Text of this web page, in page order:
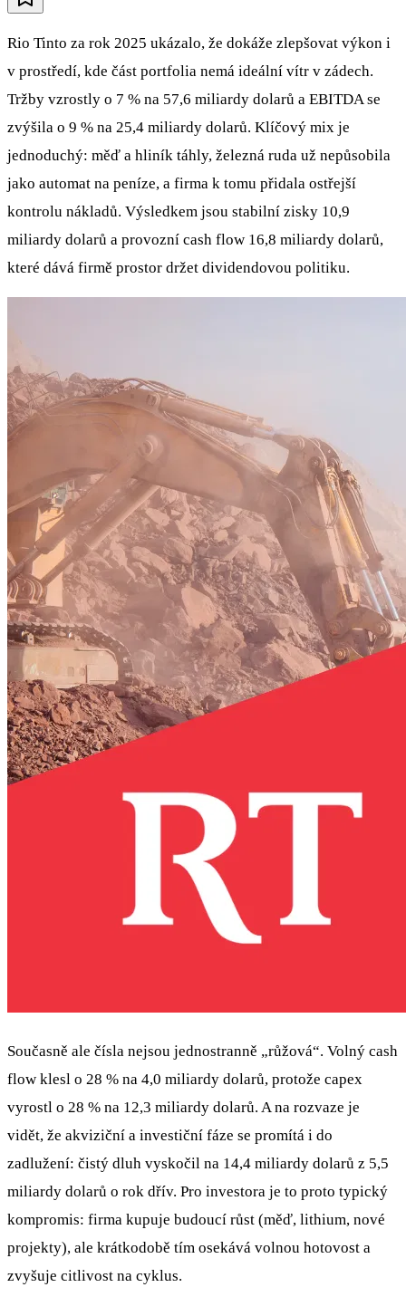
Rio Tinto za rok 2025 ukázalo, že dokáže zlepšovat výkon i
v prostředí, kde část portfolia nemá ideální vítr v zádech.
Tržby vzrostly o 7 % na 57,6 miliardy dolarů a EBITDA se
zvýšila o 9 % na 25,4 miliardy dolarů. Klíčový mix je
jednoduchý: měď a hliník táhly, železná ruda už nepůsobila
jako automat na peníze, a firma k tomu přidala ostřejší
kontrolu nákladů. Výsledkem jsou stabilní zisky 10,9
miliardy dolarů a provozní cash flow 16,8 miliardy dolarů,
které dává firmě prostor držet dividendovou politiku.
Současně ale čísla nejsou jednostranně „růžová“. Volný cash
flow klesl o 28 % na 4,0 miliardy dolarů, protože capex
vyrostl o 28 % na 12,3 miliardy dolarů. A na rozvaze je
vidět, že akviziční a investiční fáze se promítá i do
zadlužení: čistý dluh vyskočil na 14,4 miliardy dolarů z 5,5
miliardy dolarů o rok dřív. Pro investora je to proto typický
kompromis: firma kupuje budoucí růst (měď, lithium, nové
projekty), ale krátkodobě tím osekává volnou hotovost a
zvyšuje citlivost na cyklus.